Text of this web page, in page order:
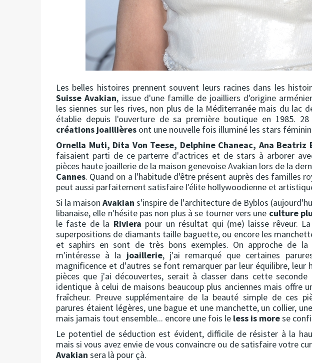
Les belles histoires prennent souvent leurs racines dans les
Suisse Avakian, issue d'une famille de joailliers d'origine
les siennes sur les rives, non plus de la Méditerranée mais du lac
établie depuis l'ouverture de sa première boutique en 1985. 28
créations joaillières ont une nouvelle fois illuminé les stars
Ornella Muti, Dita Von Teese, Delphine Chaneac, Ana Beatriz
faisaient parti de ce parterre d'actrices et de stars à arborer
pièces haute joaillerie de la maison genevoise Avakian lors de la
Cannes. Quand on a l'habitude d'être présent auprès des familles
peut aussi parfaitement satisfaire l'élite hollywoodienne et
Si la maisonAvakian s'inspire de l'architecture de Byblos
libanaise, elle n'hésite pas non plus à se tourner vers une culture
le faste de la Riviera pour un résultat qui (me) laisse rêveur.
superpositions de diamants taille baguette, ou encore les
et saphirs en sont de très bons exemples. On approche de la
m'intéresse à la joaillerie, j'ai remarqué que certaines
magnificence et d'autres se font remarquer par leur équilibre, leur
pièces que j'ai découvertes, serait à classer dans cette
identique à celui de maisons beaucoup plus anciennes mais offre
fraîcheur. Preuve supplémentaire de la beauté simple de ces
parures étaient légères, une bague et une manchette, un collier,
mais jamais tout ensemble... encore une fois le less is morese
Le potentiel de séduction est évident, difficile de résister à la
mais si vous avez envie de vous convaincre ou de satisfaire votre
Avakian sera là pour çà.